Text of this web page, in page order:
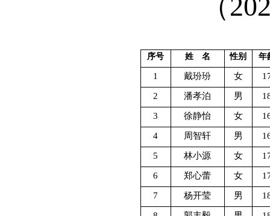
（
序号 姓 名 性别 年
1 戴玢玢 女
2 潘孝泊 男
3 徐静怡 女
4 周智轩 男
5 林小源 女
6 郑心蕾 女
7 杨开莹 男